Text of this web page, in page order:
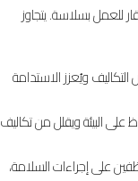
للعمل بسلاسة. يتجاوز
التكاليف ويُعزز الاستدامة
على البيئة ويقلل من تكاليف
على إجراءات السلامة،